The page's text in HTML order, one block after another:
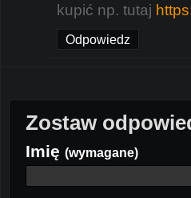
kupić np. tutaj
Odpowiedz
Zostaw
Imię (wymagane)